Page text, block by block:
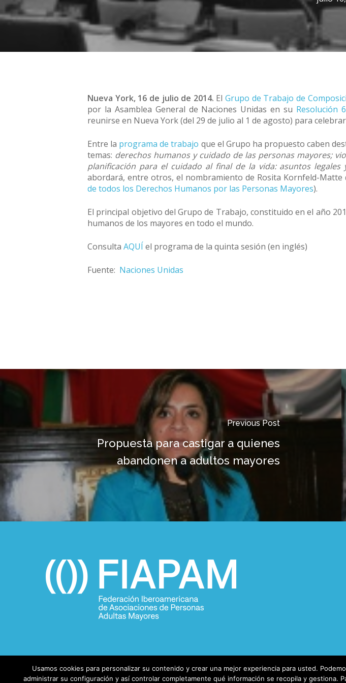
Nueva York, 16 de julio de 2014. El Grupo de Trabajo de
por la Asamblea General de Naciones Unidas en su Resolución
reunirse en Nueva York (del 29 de julio al 1 de agosto) para
Entre la programa de trabajo que el Grupo ha propuesto caben
temas: derechos humanos y cuidado de las personas mayores;
planificación para el cuidado al final de la vida: asuntos legales
abordará, entre otros, el nombramiento de Rosita Kornfeld-Matte
de todos los Derechos Humanos por las Personas Mayores).
El principal objetivo del Grupo de Trabajo, constituido en el año
humanos de los mayores en todo el mundo.
Consulta AQUÍ el programa de la quinta sesión (en inglés)
Fuente: Naciones Unidas
Previous Post
Propuesta para castigar a quienes
abandonen a adultos mayores
Usamos cookies para personalizar su contenido y crear una mejor experiencia para usted.
administrar su configuración y así controlar completamente qué información se recopila y